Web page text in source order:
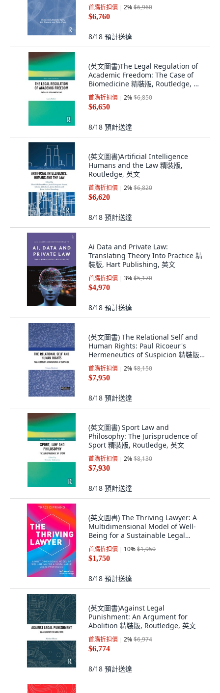
裝
首購折扣價 2%$6,960
$6,760
8/18 預計送達
(英文圖書)The Legal Regulation of
Academic Freedom: The Case of
Biomedicine 精裝版, Routledge, 英
文
首購折扣價 2%$6,850
$6,650
8/18 預計送達
(英文圖書)Artificial Intelligence
Humans and the Law 精裝版,
Routledge, 英文
首購折扣價 2%$6,820
$6,620
8/18 預計送達
Ai Data and Private Law:
Translating Theory Into Practice 精
裝版, Hart Publishing, 英文
首購折扣價 3%$5,170
$4,970
8/18 預計送達
(英文圖書) The Relational Self and
Human Rights: Paul Ricoeur's
Hermeneutics of Suspicion 精裝版,
Birkbeck Law Press, 英文
首購折扣價 2%$8,150
$7,950
8/18 預計送達
(英文圖書) Sport Law and
Philosophy: The Jurisprudence of
Sport 精裝版, Routledge, 英文
首購折扣價 2%$8,130
$7,930
8/18 預計送達
(英文圖書) The Thriving Lawyer: A
Multidimensional Model of Well-
Being for a Sustainable Legal
Profession 平裝版, Informa Law
from Routledge, 英文
首購折扣價 10%$1,950
$1,750
8/18 預計送達
(英文圖書)Against Legal
Punishment: An Argument for
Abolition 精裝版, Routledge, 英文
首購折扣價 2%$6,974
$6,774
8/18 預計送達